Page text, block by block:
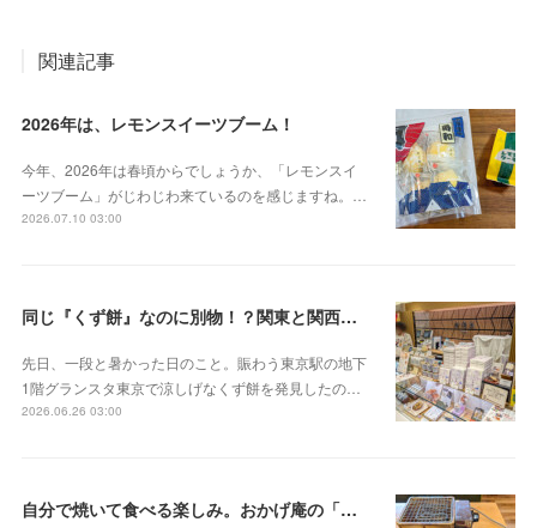
関連記事
2026年は、レモンスイーツブーム！
今年、2026年は春頃からでしょうか、「レモンスイ
ーツブーム」がじわじわ来ているのを感じますね。…
2026.07.10 03:00
同じ『くず餅』なのに別物！？関東と関西の意外な違い
先日、一段と暑かった日のこと。賑わう東京駅の地下
1階グランスタ東京で涼しげなくず餅を発見したの…
2026.06.26 03:00
自分で焼いて食べる楽しみ。おかげ庵の「だんご三昧」